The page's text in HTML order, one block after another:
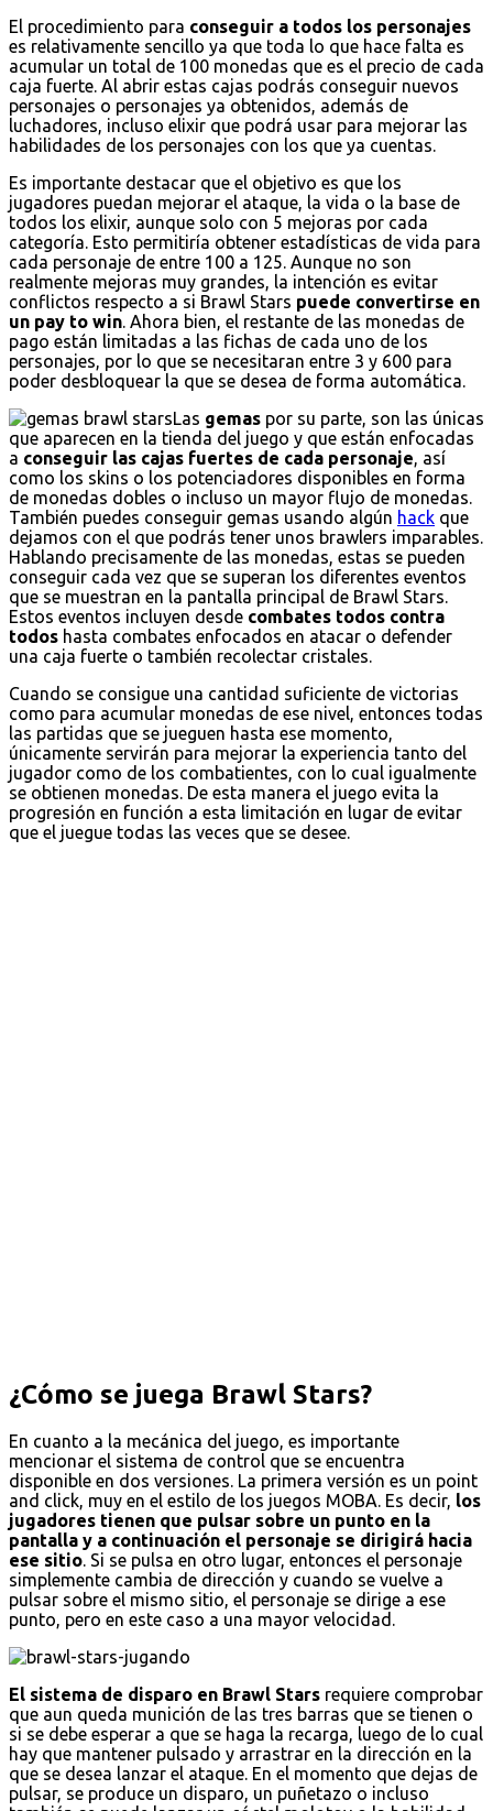
El procedimiento para conseguir a todos los personajes
es relativamente sencillo ya que toda lo que hace falta es
acumular un total de 100 monedas que es el precio de cada
caja fuerte. Al abrir estas cajas podrás conseguir nuevos
personajes o personajes ya obtenidos, además de
luchadores, incluso elixir que podrá usar para mejorar las
habilidades de los personajes con los que ya cuentas.
Es importante destacar que el objetivo es que los
jugadores puedan mejorar el ataque, la vida o la base de
todos los elixir, aunque solo con 5 mejoras por cada
categoría. Esto permitiría obtener estadísticas de vida para
cada personaje de entre 100 a 125. Aunque no son
realmente mejoras muy grandes, la intención es evitar
conflictos respecto a si Brawl Stars puede convertirse en
un pay to win . Ahora bien, el restante de las monedas de
pago están limitadas a las fichas de cada uno de los
personajes, por lo que se necesitaran entre 3 y 600 para
poder desbloquear la que se desea de forma automática.
Las gemas por su parte, son las únicas
que aparecen en la tienda del juego y que están enfocadas
a conseguir las cajas fuertes de cada personaje , así
como los skins o los potenciadores disponibles en forma
de monedas dobles o incluso un mayor flujo de monedas.
También puedes conseguir gemas usando algún hack que
dejamos con el que podrás tener unos brawlers imparables.
Hablando precisamente de las monedas, estas se pueden
conseguir cada vez que se superan los diferentes eventos
que se muestran en la pantalla principal de Brawl Stars.
Estos eventos incluyen desde combates todos contra
todos hasta combates enfocados en atacar o defender
una caja fuerte o también recolectar cristales.
Cuando se consigue una cantidad suficiente de victorias
como para acumular monedas de ese nivel, entonces todas
las partidas que se jueguen hasta ese momento,
únicamente servirán para mejorar la experiencia tanto del
jugador como de los combatientes, con lo cual igualmente
se obtienen monedas. De esta manera el juego evita la
progresión en función a esta limitación en lugar de evitar
que el juegue todas las veces que se desee.
¿Cómo se juega Brawl Stars?
En cuanto a la mecánica del juego, es importante
mencionar el sistema de control que se encuentra
disponible en dos versiones. La primera versión es un point
and click, muy en el estilo de los juegos MOBA. Es decir, los
jugadores tienen que pulsar sobre un punto en la
pantalla y a continuación el personaje se dirigirá hacia
ese sitio. Si se pulsa en otro lugar, entonces el personaje
simplemente cambia de dirección y cuando se vuelve a
pulsar sobre el mismo sitio, el personaje se dirige a ese
punto, pero en este caso a una mayor velocidad.
El sistema de disparo en Brawl Stars requiere comprobar
que aun queda munición de las tres barras que se tienen o
si se debe esperar a que se haga la recarga, luego de lo cual
hay que mantener pulsado y arrastrar en la dirección en la
que se desea lanzar el ataque. En el momento que dejas de
pulsar, se produce un disparo, un puñetazo o incluso